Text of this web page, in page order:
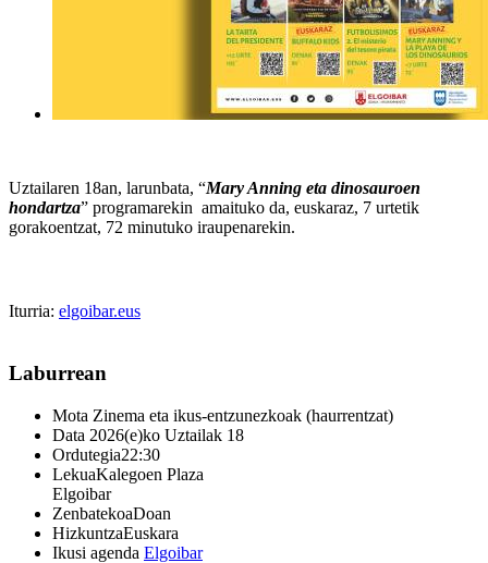
Uztailaren 18an, larunbata, “Mary Anning eta dinosauroen
hondartza” programarekin amaituko da, euskaraz, 7 urtetik
gorakoentzat, 72 minutuko iraupenarekin.
Iturria: elgoibar.eus
Laburrean
Mota Zinema eta ikus-entzunezkoak (haurrentzat)
Data 2026(e)ko Uztailak 18
Ordutegia22:30
LekuaKalegoen Plaza
Elgoibar
ZenbatekoaDoan
HizkuntzaEuskara
Ikusi agenda Elgoibar